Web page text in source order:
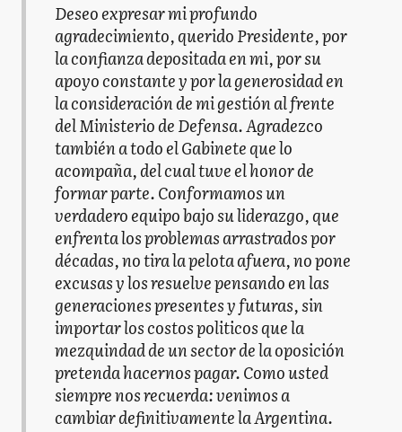
Deseo expresar mi profundo
agradecimiento, querido Presidente, por
la confianza depositada en mi, por su
apoyo constante y por la generosidad en
la consideración de mi gestión al frente
del Ministerio de Defensa. Agradezco
también a todo el Gabinete que lo
acompaña, del cual tuve el honor de
formar parte. Conformamos un
verdadero equipo bajo su liderazgo, que
enfrenta los problemas arrastrados por
décadas, no tira la pelota afuera, no pone
excusas y los resuelve pensando en las
generaciones presentes y futuras, sin
importar los costos politicos que la
mezquindad de un sector de la oposición
pretenda hacernos pagar. Como usted
siempre nos recuerda: venimos a
cambiar definitivamente la Argentina.